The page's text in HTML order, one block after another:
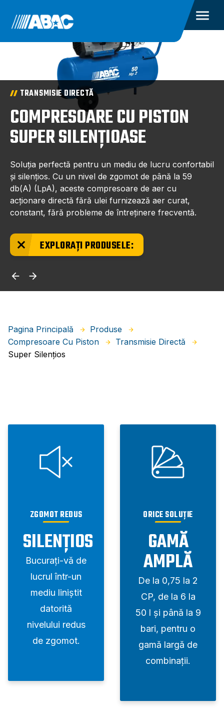
TRANSMISIE DIRECTĂ
COMPRESOARE CU PISTON
SUPER SILENȚIOASE
Soluția perfectă pentru un mediu de lucru confortabil
și silențios. Cu un nivel de zgomot de până la 59
db(A) (LpA), aceste compresoare de aer cu
acționare directă fără ulei furnizează aer curat,
constant, fără probleme de întreținere frecventă.
EXPLORAȚI PRODUSELE:
Pagina Principală
Produse
Compresoare Cu Piston
Transmisie Directă
Super Silențios
ZGOMOT REDUS
SILENȚIOS
Bucurați-vă de
lucrul într-un
mediu liniștit
datorită
nivelului redus
de zgomot.
ORICE SOLUȚIE
GAMĂ
AMPLĂ
De la 0,75 la 2
CP, de la 6 la
50 l și până la 9
bari, pentru o
gamă largă de
combinații.